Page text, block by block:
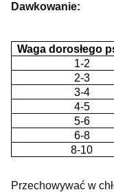
Dawkowanie:
Waga dorosłego
1-2
2-3
3-4
4-5
5-6
6-8
8-10
Przechowywać w